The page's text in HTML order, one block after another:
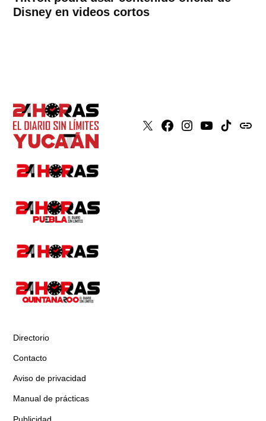
Disney en videos cortos
X Faceboook
Instagram
YoutubeTiktokissuu
Directorio
Contacto
Aviso de privacidad
Manual de prácticas